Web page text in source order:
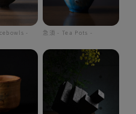
- 急須 - Tea Pots -